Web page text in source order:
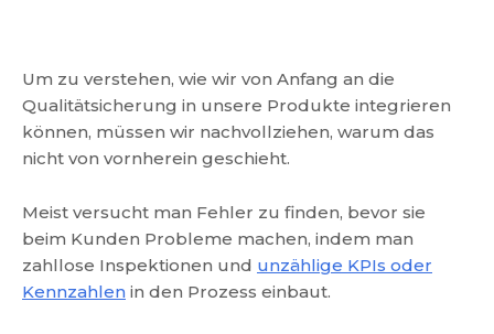
Um zu verstehen, wie wir von Anfang an die
Qualitätsicherung in unsere Produkte integrieren
können, müssen wir nachvollziehen, warum das
nicht von vornherein geschieht.
Meist versucht man Fehler zu finden, bevor sie
beim Kunden Probleme machen, indem man
zahllose Inspektionen und unzählige KPIs oder
Kennzahlen in den Prozess einbaut.